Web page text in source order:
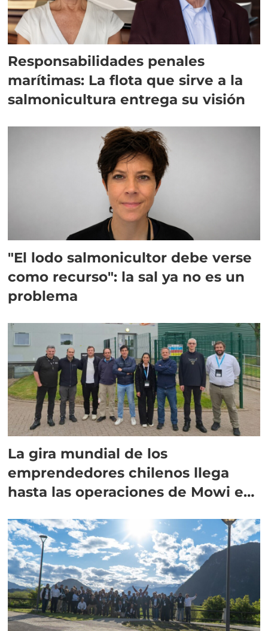
Responsabilidades penales
marítimas: La flota que sirve a la
salmonicultura entrega su visión
"El lodo salmonicultor debe verse
como recurso": la sal ya no es un
problema
La gira mundial de los
emprendedores chilenos llega
hasta las operaciones de Mowi en